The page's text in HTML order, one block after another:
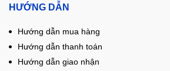
HƯỚNG DẪN
Hướng dẫn mua hàng
Hướng dẫn thanh toán
Hướng dẫn giao nhận